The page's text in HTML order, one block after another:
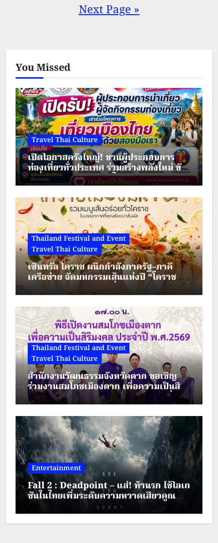
เท่านั้น สมัคร NOW ENT 299.-/เดือน
paginationNext Page »
You Missed
Travel Thai Culture
เปิดโอกาสครั้งใหญ่! ชวนผู้ประกอบการ
ท่องเที่ยวทั่วประเทศ ร่วมสร้างพลังใหม่ ขับ
เคลื่อนเศรษฐกิจชุมชนไทย
Thailand Festival and Event
Travel Thai Culture
เซ็นทรัล โคราช ผนึกกำลังภาครัฐ–ภาคี
เครือข่าย จัดมหกรรมเส้นแห่งปี “โคราช
เมืองมีเส้น” ดัน “ผัดหมี่ดัง–ขนมจีนแซ่บ” สู่
Soft Power เมืองย่าโม
Thailand Festival and Event
Travel Thai Culture
สำนักงานวัฒนธรรมจังหวัดตาก ขอเชิญ
ร่วมงานสมโภชเมืองตาก เพื่อความเป็นสิริ
มงคล ประจำปี พ.ศ.2569 ระหว่างวันที่ 28
– 30 สิงหาคม 2569
Entertainment
Fall 2 : Deadpoint – แส่! ท้านรก ใช้โลเก
ชันในไทยเพิ่มระดับความหวาดเสียวคูณ
สอง